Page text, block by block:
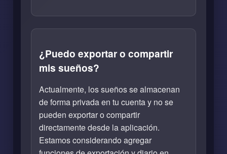
¿Puedo exportar o compartir
mis sueños?
Actualmente, los sueños se almacenan
de forma privada en tu cuenta y no se
pueden exportar o compartir
directamente desde la aplicación.
Estamos considerando agregar